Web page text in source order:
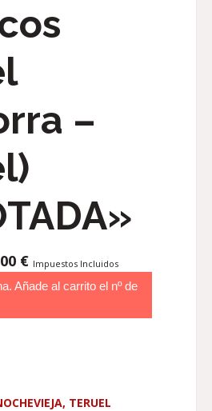
–
€RANGO
DE
PRECIOS:
215,08 €
Impuestos Incluidos
Añade al carrito el nº de
, TERUEL